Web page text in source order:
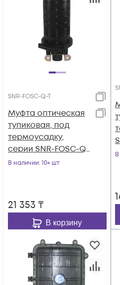
SNR-FOSC-Q-T
Муфта оптическая
тупиковая, под
термоусадку,
серии SNR-FOSC-Q-
T (GPJ-Q-T)
В наличии: 10+ шт
21 353 ₸
В корзину